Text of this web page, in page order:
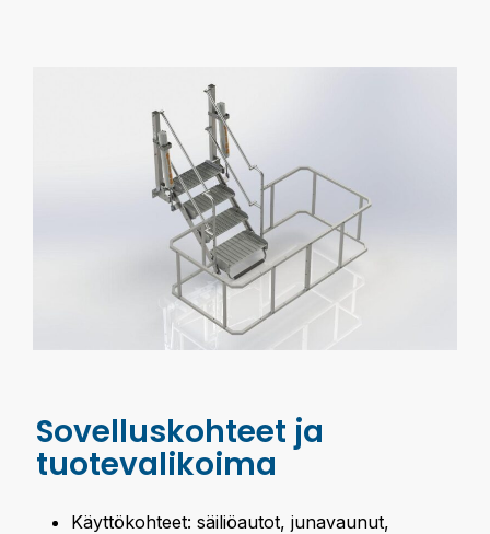
Sovelluskohteet ja
tuotevalikoima
Käyttökohteet: säiliöautot, junavaunut,